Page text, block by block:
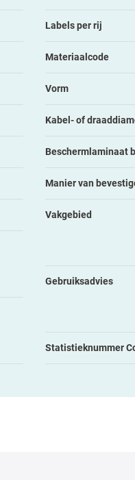
Labels per rij
Materiaalcode
Vorm
Kabel- of
Beschermlaminaat
Manier van
Vakgebied
Gebruiksadvies
Statistieknummer